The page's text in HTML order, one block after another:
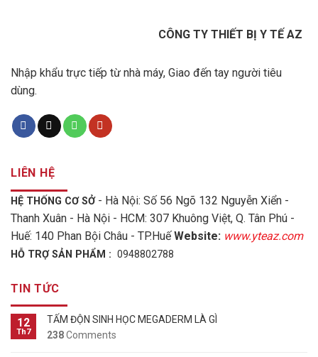
CÔNG TY THIẾT BỊ Y TẾ AZ
Nhập khẩu trực tiếp từ nhà máy, Giao đến tay người tiêu
dùng.
LIÊN HỆ
HỆ THỐNG CƠ SỞ - Hà Nội: Số 56 Ngõ 132 Nguyễn Xiển -
Thanh Xuân - Hà Nội - HCM: 307 Khuông Việt, Q. Tân Phú -
Huế: 140 Phan Bội Châu - TP.HuếWebsite: www.yteaz.com
HỖ TRỢ SẢN PHẨM : 0948802788
TIN TỨC
12
Th7
TẤM ĐỘN SINH HỌC MEGADERM LÀ GÌ
238Comments